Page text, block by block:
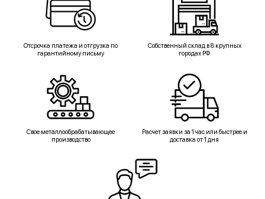
Отсрочка платежа и отгрузка по
гарантийному письму
Собственный склад в 8 крупных
городах РФ
Свое металлообрабатывающее
производство
Расчет заявки за 1 час или быстрее и
доставка от 1 дня